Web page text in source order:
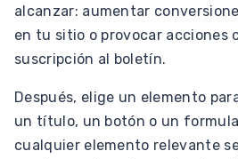
alcanzar: aumentar
en tu sitio o provocar acciones
suscripción al boletín.
Después, elige un elemento
un título, un botón o un
cualquier elemento relevante